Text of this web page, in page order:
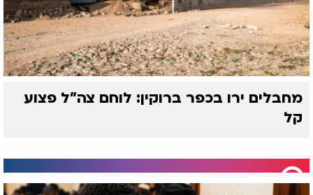
מחבלים ירו בכפר ברוקין: לוחם צה"ל פצוע
קל